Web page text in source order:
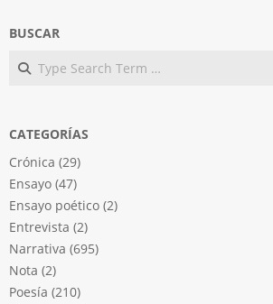
BUSCAR
Search
CATEGORÍAS
Crónica (29)
Ensayo (47)
Ensayo poético (2)
Entrevista (2)
Narrativa (695)
Nota (2)
Poesía (210)